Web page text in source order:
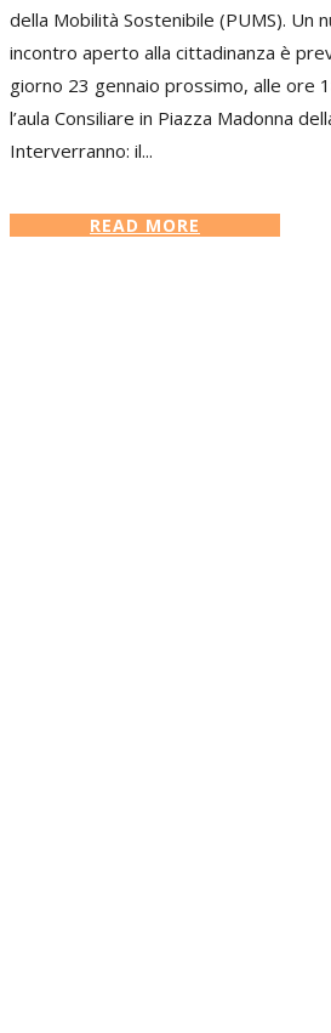
della Mobilità Sostenibile (PUMS). Un
incontro aperto alla cittadinanza è
giorno 23 gennaio prossimo, alle ore
l’aula Consiliare in Piazza Madonna
Interverranno: il...
READ MORE